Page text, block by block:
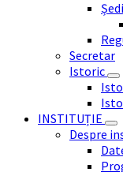
Secretar
Istoric
INSTITUȚIE
Despre